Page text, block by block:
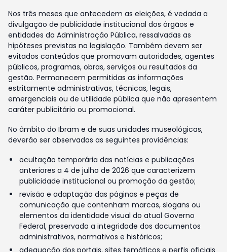
Nos três meses que antecedem as eleições, é vedada a
divulgação de publicidade institucional dos órgãos e
entidades da Administração Pública, ressalvadas as
hipóteses previstas na legislação. Também devem ser
evitados conteúdos que promovam autoridades, agentes
públicos, programas, obras, serviços ou resultados da
gestão. Permanecem permitidas as informações
estritamente administrativas, técnicas, legais,
emergenciais ou de utilidade pública que não apresentem
caráter publicitário ou promocional.
No âmbito do Ibram e de suas unidades museológicas,
deverão ser observadas as seguintes providências:
ocultação temporária das notícias e publicações
anteriores a 4 de julho de 2026 que caracterizem
publicidade institucional ou promoção da gestão;
revisão e adaptação das páginas e peças de
comunicação que contenham marcas, slogans ou
elementos da identidade visual do atual Governo
Federal, preservada a integridade dos documentos
administrativos, normativos e históricos;